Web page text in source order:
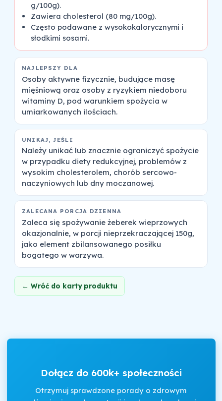
g/100g).
Zawiera cholesterol (80 mg/100g).
Często podawane z wysokokalorycznymi i
słodkimi sosami.
NAJLEPSZY DLA
Osoby aktywne fizycznie, budujące masę
mięśniową oraz osoby z ryzykiem niedoboru
witaminy D, pod warunkiem spożycia w
umiarkowanych ilościach.
UNIKAJ, JEŚLI
Należy unikać lub znacznie ograniczyć spożycie
w przypadku diety redukcyjnej, problemów z
wysokim cholesterolem, chorób sercowo-
naczyniowych lub dny moczanowej.
ZALECANA PORCJA DZIENNA
Zaleca się spożywanie żeberek wieprzowych
okazjonalnie, w porcji nieprzekraczającej 150g,
jako element zbilansowanego posiłku
bogatego w warzywa.
← Wróć do karty produktu
Dołącz do 600k+ społeczności
Otrzymuj sprawdzone porady o zdrowym